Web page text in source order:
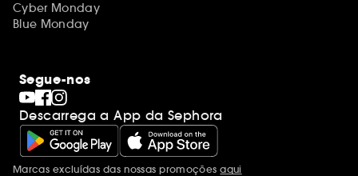
Cyber Monday
Blue Monday
Segue-nos
Descarrega a App da Sephora
Menções adicionais
Marcas excluídas das nossas promoçõesaqui